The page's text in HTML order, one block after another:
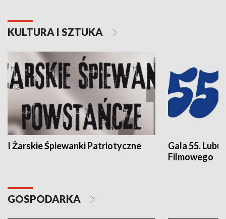
KULTURA I SZTUKA
I Żarskie Śpiewanki Patriotyczne
Gala 55.
Filmowego
GOSPODARKA